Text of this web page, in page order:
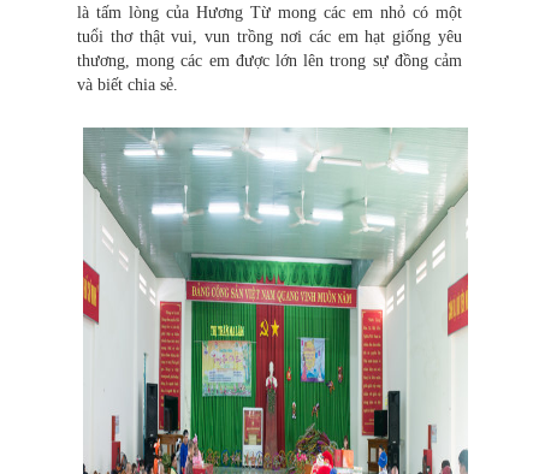
là tấm lòng của Hương Từ mong các em nhỏ có một
tuổi thơ thật vui, vun trồng nơi các em hạt giống yêu
thương, mong các em được lớn lên trong sự đồng cảm
và biết chia sẻ.